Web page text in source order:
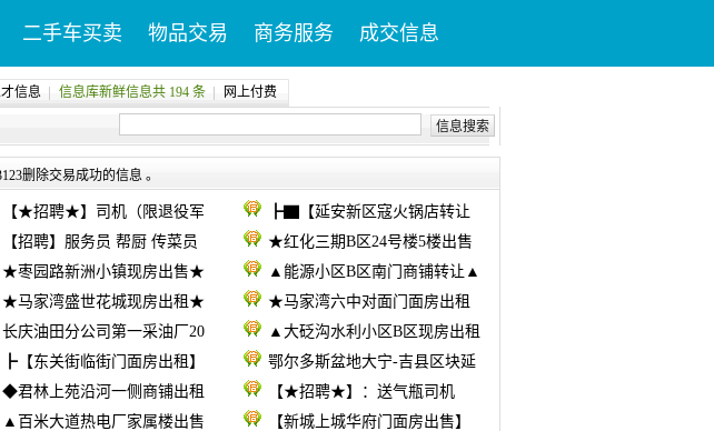
二手车买卖 物品交易 商务服务 成交信息
信息 信息库新鲜信息共 194 条 网上付费
信息搜索
删除交易成功的信息 。
【★招聘★】司机（限退役军
┣▇【延安新区寇火锅店转让
【招聘】服务员 帮厨 传菜员
★红化三期B区24号楼5楼出售
★枣园路新洲小镇现房出售★
▲能源小区B区南门商铺转让▲
★马家湾盛世花城现房出租★
★马家湾六中对面门面房出租
长庆油田分公司第一采油厂20
▲大砭沟水利小区B区现房出租
┣【东关街临街门面房出租】
鄂尔多斯盆地大宁-吉县区块延
◆君林上苑沿河一侧商铺出租
【★招聘★】：送气瓶司机
▲百米大道热电厂家属楼出售
【新城上城华府门面房出售】